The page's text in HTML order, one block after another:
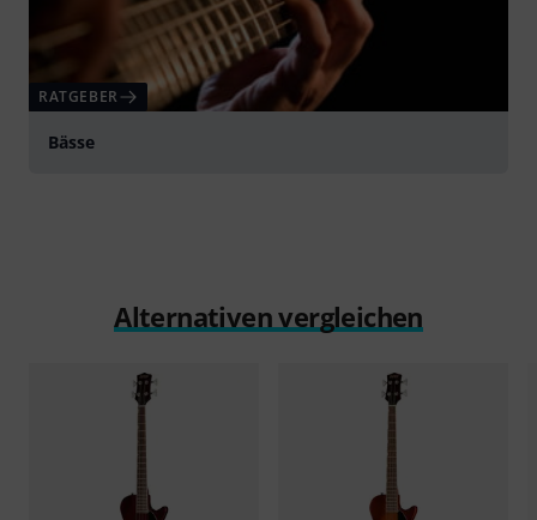
RATGEBER
Bässe
Alternativen vergleichen